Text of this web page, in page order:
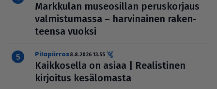
Markkulan muse­o­sil­lan perus­kor­jaus
val­mis­tu­massa – har­vi­nai­nen raken­
teensa vuoksi
pilapiirros8.8.2026 13.55
Kaik­ko­sella on asiaa | Rea­lis­ti­nen
kirjoitus kesä­lo­masta